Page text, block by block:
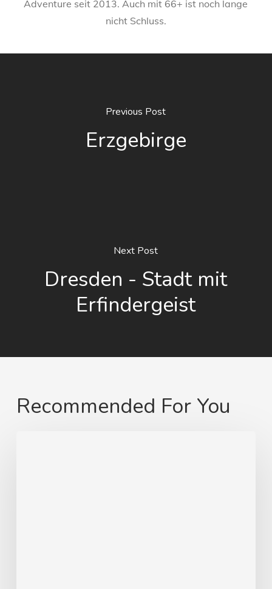
Adventure seit 2013. Auch mit 66+ ist noch lange
nicht Schluss.
Previous Post
Erzgebirge
Next Post
Dresden - Stadt mit
Erfindergeist
Recommended For You